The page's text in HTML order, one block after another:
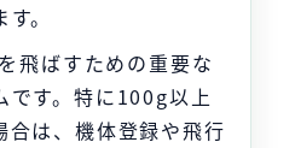
。
飛ばすための重要な
です。特に100g以上
合は、機体登録や飛行